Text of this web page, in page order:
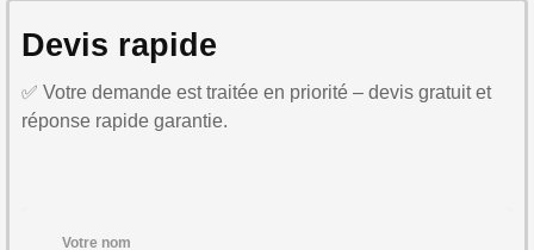
Devis rapide
✅ Votre demande est traitée en priorité – devis gratuit et
réponse rapide garantie.
Votre nom